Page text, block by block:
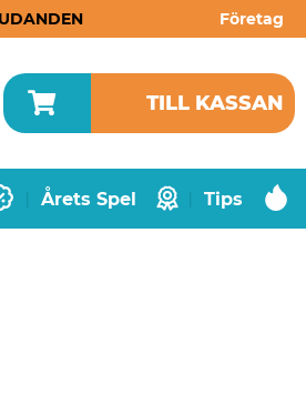
Företag
TILL KASSAN
Årets Spel Tips